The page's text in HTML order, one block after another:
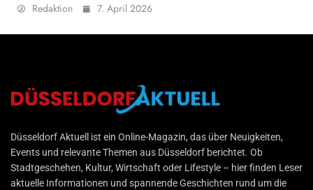
Redaktion 7. April 2026
Düsseldorf Aktuell
Düsseldorf Aktuell ist ein Online-Magazin, das über Neuigkeiten,
Events und relevante Themen aus Düsseldorf berichtet. Ob
Stadtgeschehen, Kultur, Wirtschaft oder Lifestyle – hier finden Leser
aktuelle Informationen und spannende Geschichten rund um die